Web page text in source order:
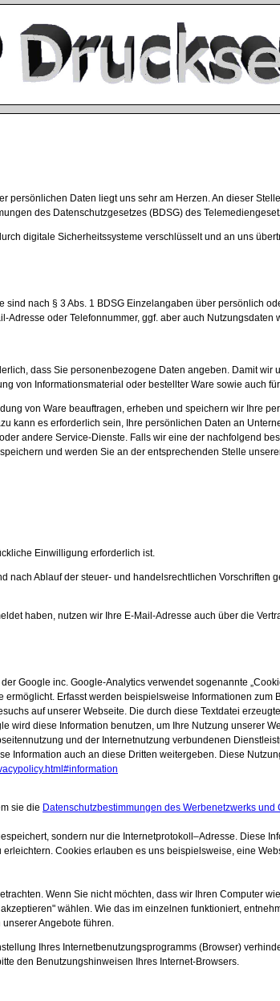
persönlichen Daten liegt uns sehr am Herzen. An dieser
des Datenschutzgesetzes (BDSG) des
digitale Sicherheitssysteme verschlüsselt und an uns
nach § 3 Abs. 1 BDSG Einzelangaben über persönlich
Adresse oder Telefonnummer, ggf. aber auch Nutzungsdaten
dass Sie personenbezogene Daten angeben. Damit
von Informationsmaterial oder bestellter Ware sowie auch
von Ware beauftragen, erheben und speichern wir Ihre
kann es erforderlich sein, Ihre persönlichen Daten an
andere Service-Dienste. Falls wir eine der nachfolgend
und werden Sie an der entsprechenden Stelle
Einwilligung erforderlich ist.
nach Ablauf der steuer- und handelsrechtlichen
haben, nutzen wir Ihre E-Mail-Adresse auch über die
Google inc. Google-Analytics verwendet sogenannte
Erfasst werden beispielsweise Informationen zum
auf unserer Webseite. Die durch diese Textdatei
wird diese Information benutzen, um Ihre Nutzung unserer
und der Internetnutzung verbundenen
Information auch an diese Dritten weitergeben. Diese
sie die Datenschutzbestimmungen des Werbenetzwerks
sondern nur die Internetprotokoll–Adresse. Diese
Cookies erlauben es uns beispielsweise, eine
Wenn Sie nicht möchten, dass wir Ihren Computer
wählen. Wie das im einzelnen funktioniert,
Angebote führen.
Ihres Internetbenutzungsprogramms (Browser)
den Benutzungshinweisen Ihres Internet-Browsers.